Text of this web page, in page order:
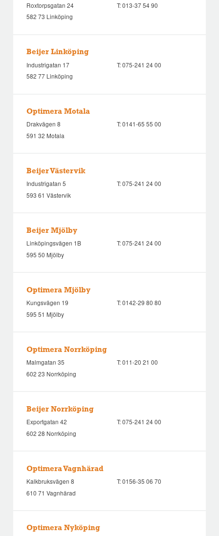
Roxtorpsgatan 24
582 73 Linköping
T:013-37 54 90
Beijer Linköping
Industrigatan 17
582 77 Linköping
T:075-241 24 00
Optimera Motala
Drakvägen 8
591 32 Motala
T:0141-65 55 00
Beijer Västervik
Industrigatan 5
593 61 Västervik
T:075-241 24 00
Beijer Mjölby
Linköpingsvägen 1B
595 50 Mjölby
T:075-241 24 00
Optimera Mjölby
Kungsvägen 19
595 51 Mjölby
T:0142-29 80 80
Optimera Norrköping
Malmgatan 35
602 23 Norrköping
T:011-20 21 00
Beijer Norrköping
Exportgatan 42
602 28 Norrköping
T:075-241 24 00
Optimera Vagnhärad
Kalkbruksvägen 8
610 71 Vagnhärad
T:0156-35 06 70
Optimera Nyköping